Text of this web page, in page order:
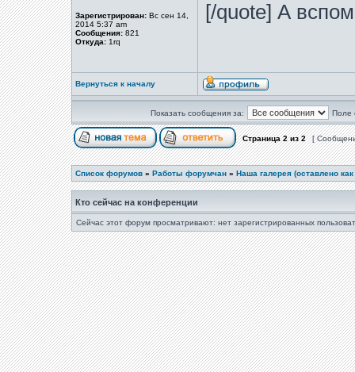
Зарегистрирован: Вс сен 14,
2014 5:37 am
Сообщения: 821
Откуда: 1rq
[/quote] А
Вернуться к началу
Показать сообщения за: Поле
Страница2из2 [
Список форумов » Работы форумчан » Наша галерея (оставлено
Кто сейчас на конференции
Сейчас этот форум просматривают: нет зарегистрированных